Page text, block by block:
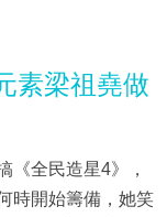
素梁祖堯做
《全民造星4》，
時開始籌備，她笑